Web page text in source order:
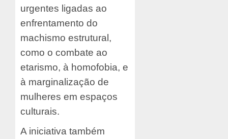
urgentes ligadas ao
enfrentamento do
machismo estrutural,
como o combate ao
etarismo, à homofobia, e
à marginalização de
mulheres em espaços
culturais.
A iniciativa também